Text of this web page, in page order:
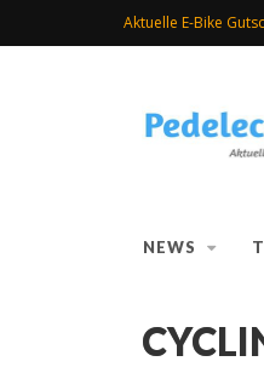
Aktuelle E-Bike
NEWS